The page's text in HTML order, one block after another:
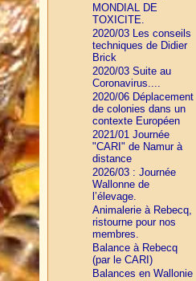
MONDIAL DE
TOXICITE.
2020/03 Les conseils
techniques de Didier
Brick
2020/03 Suite au
Coronavirus....
2020/06 Déplacement
de colonies dans un
contexte Européen
2021/01 Journée
"CARI" de Namur à
distance
2026/03 : Journée
Wallonne de
l’élevage.
Animalerie à Rebecq,
ristourne pour nos
membres.
Balance à Rebecq
(par le CARI)
Balances en Wallonie